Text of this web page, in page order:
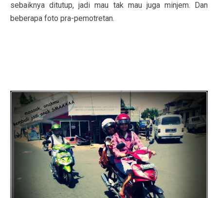
sebaiknya ditutup, jadi mau tak mau juga minjem. Dan
beberapa foto pra-pemotretan.